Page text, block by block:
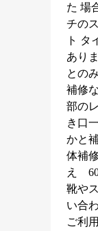
た 場
チの
ト タ
あり
との
補修
部の
き口
かと
体補
え
靴や
い合
ご利